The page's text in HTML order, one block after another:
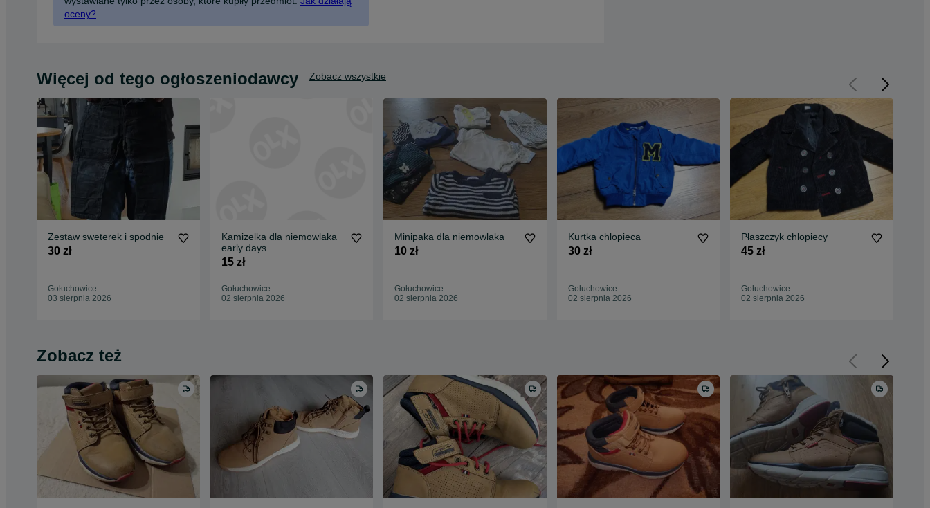
oceny?
Więcej od tego ogłoszeniodawcy Zobacz wszystkie
Zestaw sweterek i spodnie
30 zł
Gołuchowice
03 sierpnia 2026
Kamizelka dla niemowlaka
early days
15 zł
Gołuchowice
02 sierpnia 2026
Minipaka dla niemowlaka
10 zł
Gołuchowice
02 sierpnia 2026
Kurtka chlopieca
30 zł
Gołuchowice
02 sierpnia 2026
Płaszczyk chlopiecy
45 zł
Gołuchowice
02 sierpnia 2026
Zobacz też